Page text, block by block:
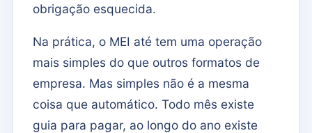
obrigação esquecida.
Na prática, o MEI até tem uma operação
mais simples do que outros formatos de
empresa. Mas simples não é a mesma
coisa que automático. Todo mês existe
guia para pagar, ao longo do ano existe